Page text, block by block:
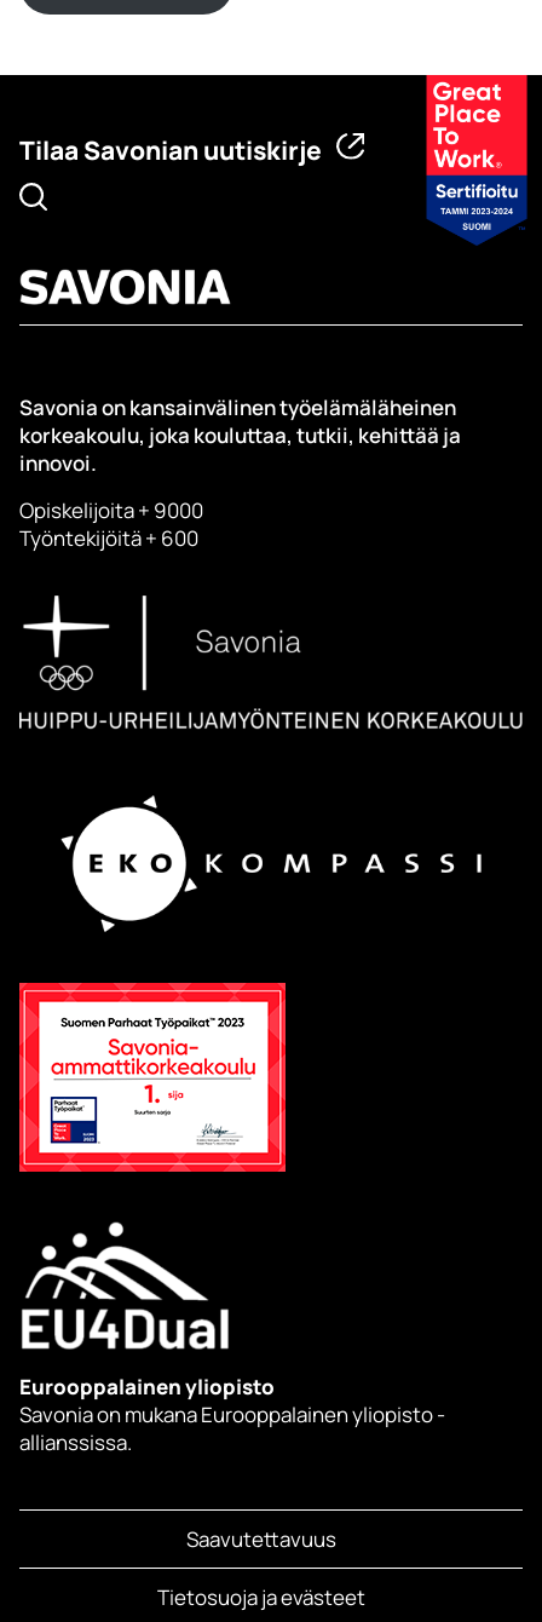
Tilaa Savonian uutiskirje
Savonia on kansainvälinen työelämäläheinen
korkeakoulu, joka kouluttaa, tutkii, kehittää ja
innovoi.
Opiskelijoita + 9000
Työntekijöitä + 600
Eurooppalainen yliopisto
Savonia on mukana Eurooppalainen yliopisto -
allianssissa.
Saavutettavuus
Tietosuoja ja evästeet